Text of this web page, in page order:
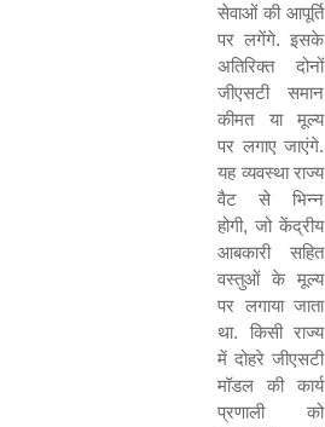
सेवाओं की आपूर्ति
पर लगेंगे. इसके
अतिरिक्त दोनों
जीएसटी समान
कीमत या मूल्य
पर लगाए जाएंगे.
यह व्यवस्था राज्य
वैट से भिन्न
होगी, जो केंद्रीय
आबकारी सहित
वस्तुओं के मूल्य
पर लगाया जाता
था. किसी राज्य
में दोहरे जीएसटी
मॉडल की कार्य
प्रणाली को